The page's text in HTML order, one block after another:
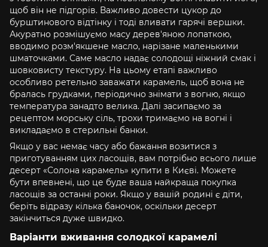
щоб він не підгорів. Важливо довести цукор до
бурштинового відтінку і тоді вливати гарячі вершки.
Акуратно розмішуємо масу дерев'яною лопаткою,
вводимо розм'якшене масло, нарізане маленькими
шматочками. Саме масло надає солодощі ніжний смак і
шовковисту текстуру. На цьому етапі важливо
особливо ретельно заважати карамель, щоб вона не
бралась грудками, періодично знімати з вогню, якщо
температура занадто велика. Далі засипаємо за
рецептом морську сіль, трохи тримаємо на вогні і
викладаємо в стерильні банки.
Якщо у вас немає часу або бажання возитися з
приготуванням цих ласощів, вам потрібно всього лише
десерт «Солона карамель» купити в Києві. Можете
бути впевнені, що це буде ваша найкраща покупка
ласощів за останні роки. Якщо у вашій родині є діти,
беріть відразу кілька баночок, оскільки десерт
закінчиться дуже швидко.
Варіанти вживання солодкої карамелі